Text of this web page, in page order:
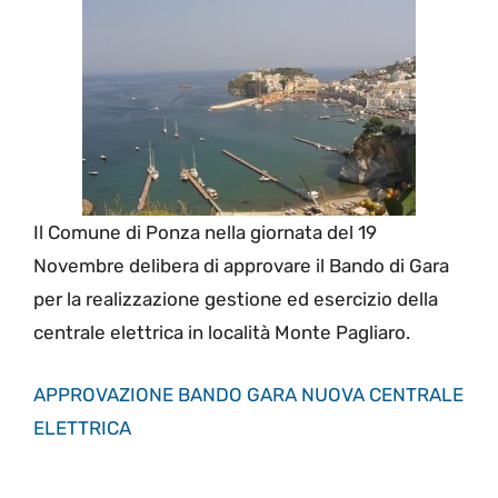
Il Comune di Ponza nella giornata del 19
Novembre delibera di approvare il Bando di Gara
per la realizzazione gestione ed esercizio della
centrale elettrica in località Monte Pagliaro.
APPROVAZIONE BANDO GARA NUOVA CENTRALE
ELETTRICA